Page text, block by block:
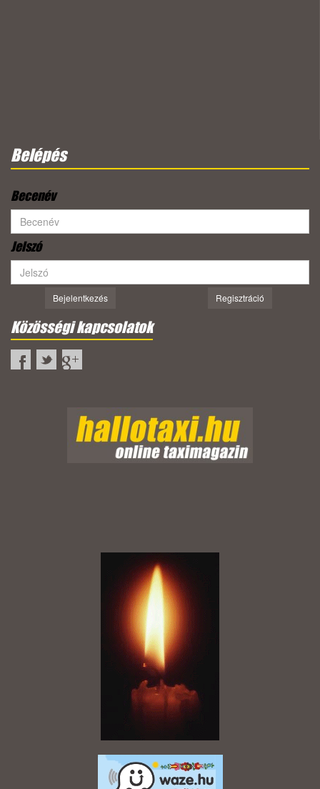
Belépés
Becenév
Jelszó
Bejelentkezés Regisztráció
Közösségi kapcsolatok